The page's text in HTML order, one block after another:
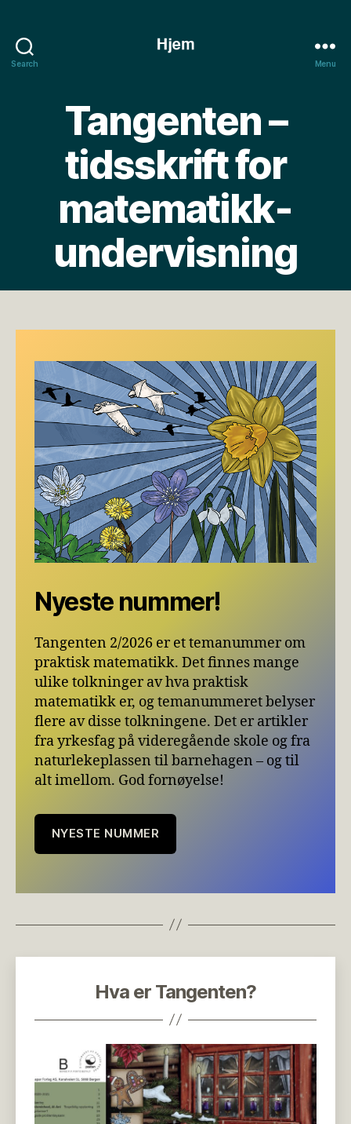
Search Menu
Tangenten –
tidsskrift for
matematikk­
undervisning
Nyeste nummer!
Tangenten 2/2026 er et temanummer om
praktisk matematikk. Det finnes mange
ulike tolkninger av hva praktisk
matematikk er, og temanummeret belyser
flere av disse tolkningene. Det er artikler
fra yrkesfag på videregående skole og fra
naturlekeplassen til barnehagen – og til
alt imellom. God fornøyelse!
NYESTE NUMMER
Hva er Tangenten?